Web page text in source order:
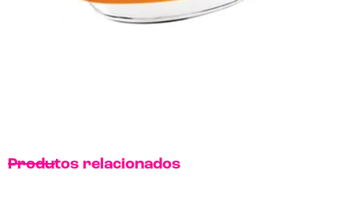
Produtos relacionados